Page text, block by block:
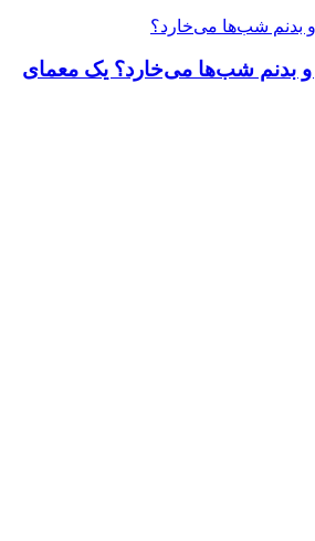
بدنم شب‌ها می‌خارد؟ یک معمای